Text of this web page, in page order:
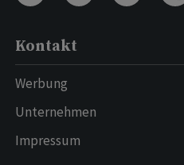
Kontakt
Werbung
Unternehmen
Impressum